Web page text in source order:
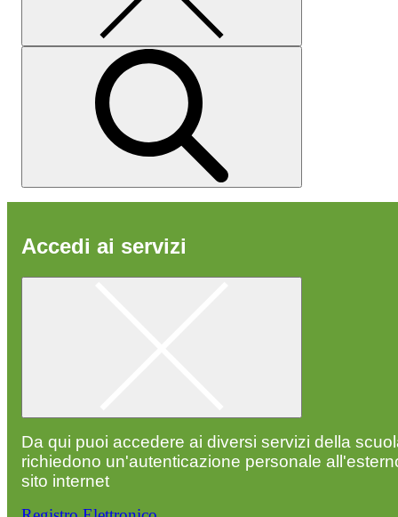
Accedi ai servizi
Da qui puoi accedere ai diversi servizi della
richiedono un'autenticazione personale
sito internet